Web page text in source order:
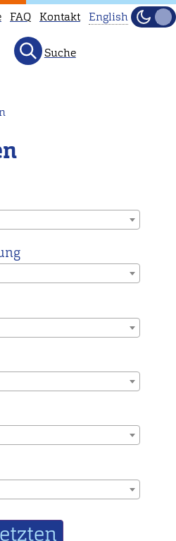
FAQ Kontakt
to
our
main
instead.
English
Hell
Suche